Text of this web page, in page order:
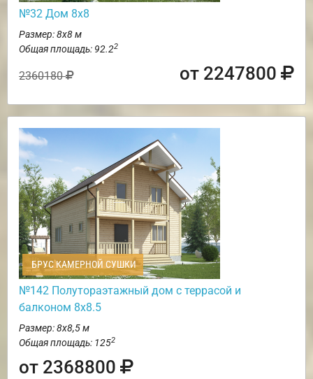
№32 Дом 8х8
Размер: 8х8 м
Общая площадь: 92.22
2360180 от 2247800
БРУС КАМЕРНОЙ СУШКИ
№142 Полутораэтажный дом с террасой и
балконом 8х8.5
Размер: 8х8,5 м
Общая площадь: 1252
от 2368800